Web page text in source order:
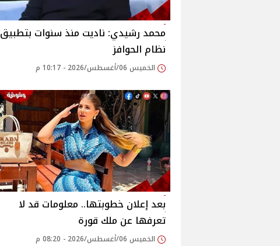
محمد رشيدي: ناديت منذ سنوات بتطبيق
نظام الحوافز
الخميس 06/أغسطس/2026 - 10:17 م
بعد إعلان خطوبتها.. معلومات قد لا
تعرفها عن ملك قورة
الخميس 06/أغسطس/2026 - 08:20 م